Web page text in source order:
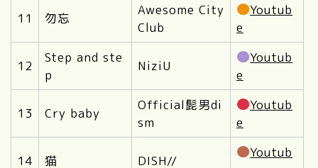
11 勿忘
Awesome City
Club
Youtub
e
12
Step and ste
p
NiziU
Youtub
e
13 Cry baby
Official髭男di
sm
Youtub
e
14 猫 DISH//
Youtub